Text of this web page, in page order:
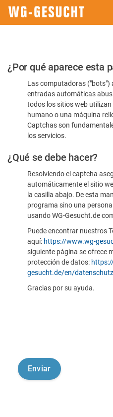
Por
favor,
confirme
humano
¿Por qué aparece esta
Las computadoras ("bots")
entradas automáticas
todos los sitios web
humano o una máquina
Captchas son
los servicios.
¿Qué se debe hacer?
Resolviendo el captcha
automáticamente el sitio
la casilla abajo. De esta
programa sino una
usando WG-Gesucht.de
Puede encontrar nuestros
aquí: https://www.wg-
siguiente página se ofrece
protección de datos:
gesucht.de/en/
Gracias por su ayuda.